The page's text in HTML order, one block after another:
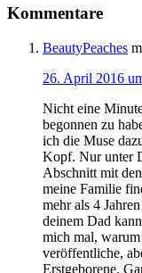
Kommentare
BeautyPeaches
26. April 2016
Nicht eine
begonnen zu
ich die Muse
Kopf. Nur unter
Abschnitt mit
meine Familie
mehr als 4
deinem Dad
mich mal,
veröffentliche,
Erstgeborene.